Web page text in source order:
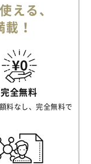
える、
！
完全無料
料なし、完全無料で